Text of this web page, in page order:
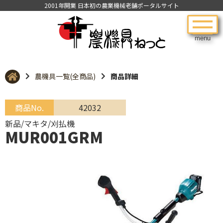
menu
2001年開業 日本初の農業機械老舗ポータルサイト
農機具一覧(全商品) 商品詳細
商品No.
42032
新品/マキタ/刈払機
MUR001GRM